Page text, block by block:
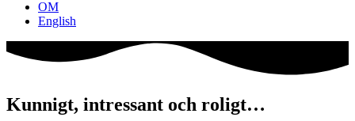
OM
English
Kunnigt, intressant och roligt…